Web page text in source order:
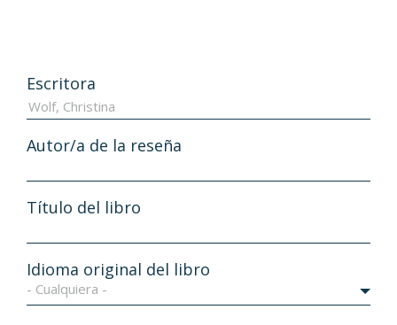
Escritora
Autor/a de la reseña
Título del libro
Idioma original del libro
- Cualquiera -